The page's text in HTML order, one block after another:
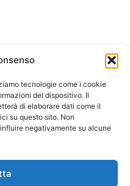
tecnologie come i cookie
del dispositivo. Il
di elaborare dati come il
su questo sito. Non
negativamente su alcune